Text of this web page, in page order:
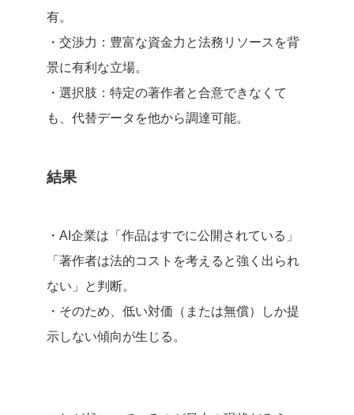
有。
・交渉力：豊富な資金力と法務リソースを背
景に有利な立場。
・選択肢：特定の著作者と合意できなくて
も、代替データを他から調達可能。
結果
・AI企業は「作品はすでに公開されている」
「著作者は法的コストを考えると強く出られ
ない」と判断。
・そのため、低い対価（または無償）しか提
示しない傾向が生じる。